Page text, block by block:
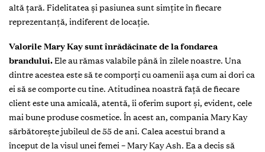
altă ţară. Fidelitatea şi pasiunea sunt simțite în fiecare
reprezentanţă, indiferent de locaţie.
Valorile Mary Kay sunt înrădăcinate de la fondarea
brandului.Ele au rămas valabile până în zilele noastre. Una
dintre acestea este să te comporți cu oamenii aşa cum ai dori ca
ei să se comporte cu tine. Atitudinea noastră faţă de fiecare
client este una amicală, atentă, îi oferim suport şi, evident, cele
mai bune produse cosmetice. În acest an, compania Mary Kay
sărbătorește jubileul de 55 de ani. Calea acestui brand a
început de la visul unei femei – Mary Kay Ash. Ea a decis să